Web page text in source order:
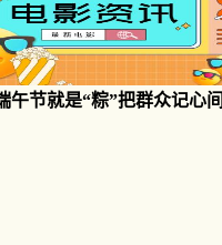
午节就是“粽”把群众记心间